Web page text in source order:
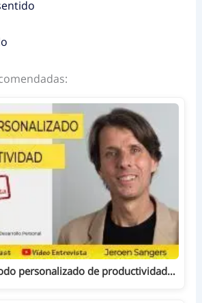
personalizado de productividad…